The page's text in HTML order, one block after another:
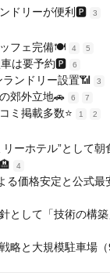
ドリーが便利🅿️ 3
フェ完備🍽️ 4 5
車は要予約🅿️ 6
ンドリー設置📶 3
郊外立地🚗 6 7
ミ掲載多数⭐ 1 2
ーホテル”として
4
る価格安定と公式最
として「技術の構
略と大規模駐車場